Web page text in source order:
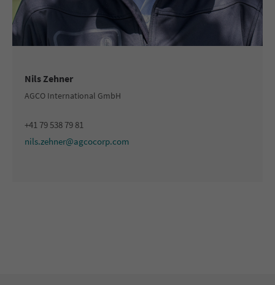
Nils Zehner
AGCO International GmbH
+41 79 538 79 81
nils.zehner@agcocorp.com